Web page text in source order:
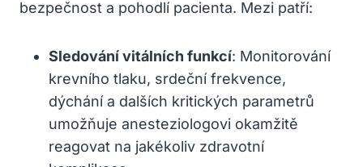
bezpečnost a pohodlí pacienta. Mezi patří:
Sledování vitálních funkcí: Monitorování
krevního tlaku, srdeční frekvence,
dýchání a dalších kritických parametrů
umožňuje anesteziologovi okamžitě
reagovat na jakékoliv zdravotní